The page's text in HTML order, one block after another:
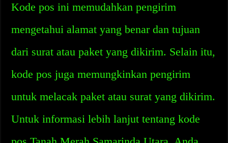
Kode pos ini memudahkan pengirim
mengetahui alamat yang benar dan tujuan
dari surat atau paket yang dikirim. Selain itu,
kode pos juga memungkinkan pengirim
untuk melacak paket atau surat yang dikirim.
Untuk informasi lebih lanjut tentang kode